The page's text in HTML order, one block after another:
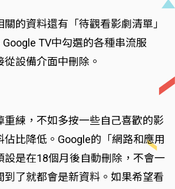
的資料還有「待觀看影劇清單」
TV中勾選的各種串流服
設備介面中刪除。
重練，不如多按一些自己喜歡的影
比降低。Google的「網路和應用
設是在18個月後自動刪除，不會一
到了就都會是新資料。如果希望看